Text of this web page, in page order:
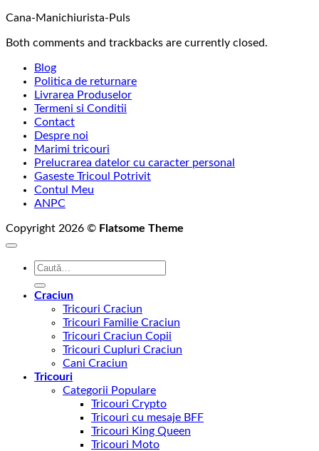
Cana-Manichiurista-Puls
Both comments and trackbacks are currently closed.
Blog
Politica de returnare
Livrarea Produselor
Termeni si Conditii
Contact
Despre noi
Marimi tricouri
Prelucrarea datelor cu caracter personal
Gaseste Tricoul Potrivit
Contul Meu
ANPC
Copyright 2026 © Flatsome Theme
Caută
Craciun
Tricouri Craciun
Tricouri Familie Craciun
Tricouri Craciun Copii
Tricouri Cupluri Craciun
Cani Craciun
Tricouri
Categorii Populare
Tricouri Crypto
Tricouri cu mesaje BFF
Tricouri King Queen
Tricouri Moto